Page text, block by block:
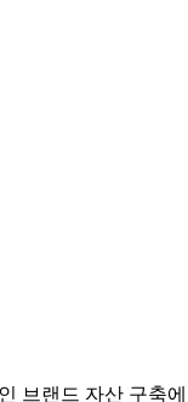
브랜드 자산 구축